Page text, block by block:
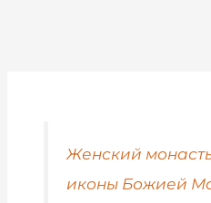
Женский
иконы Божией